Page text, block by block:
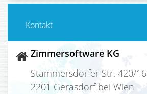
Kontakt
Zimmersoftware KG
Stammersdorfer Str. 420/16
2201 Gerasdorf bei Wien